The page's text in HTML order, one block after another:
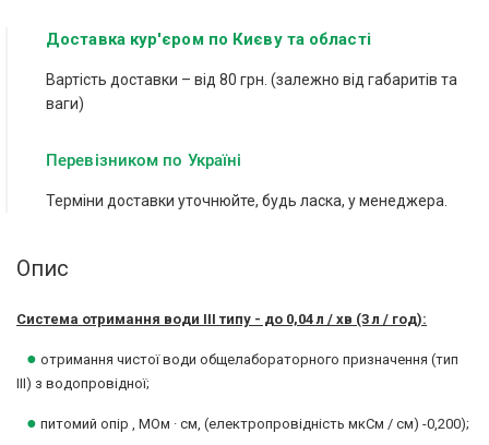
Доставка кур'єром по Києву та області
Вартість доставки – від 80 грн. (залежно від габаритів та
ваги)
Перевізником по Україні
Терміни доставки уточнюйте, будь ласка, у менеджера.
Опис
Система отримання води III типу - до 0,04 л / хв (3 л / год):
● отримання чистої води общелабораторного призначення (тип
III) з водопровідної;
● питомий опір , МОм · см, (електропровідність мкСм / см) -0,200);